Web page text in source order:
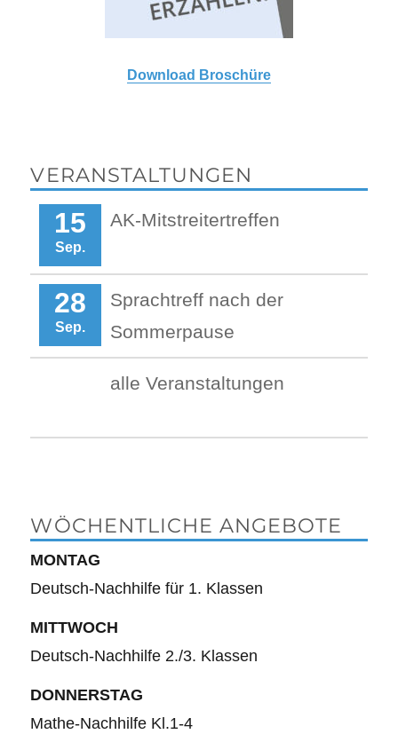
Download Broschüre
VERANSTALTUNGEN
15
Sep.
AK-Mitstreitertreffen
28
Sep.
Sprachtreff nach der
Sommerpause
alle Veranstaltungen
WÖCHENTLICHE ANGEBOTE
MONTAG
Deutsch-Nachhilfe für 1. Klassen
MITTWOCH
Deutsch-Nachhilfe 2./3. Klassen
DONNERSTAG
Mathe-Nachhilfe Kl.1-4